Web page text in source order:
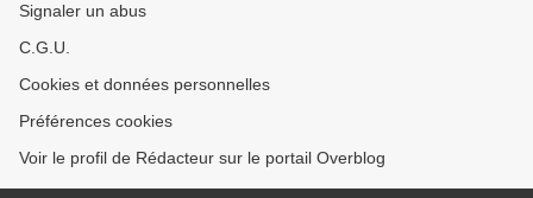
Signaler un abus
C.G.U.
Cookies et données personnelles
Préférences cookies
Voir le profil de Rédacteur sur le portail Overblog